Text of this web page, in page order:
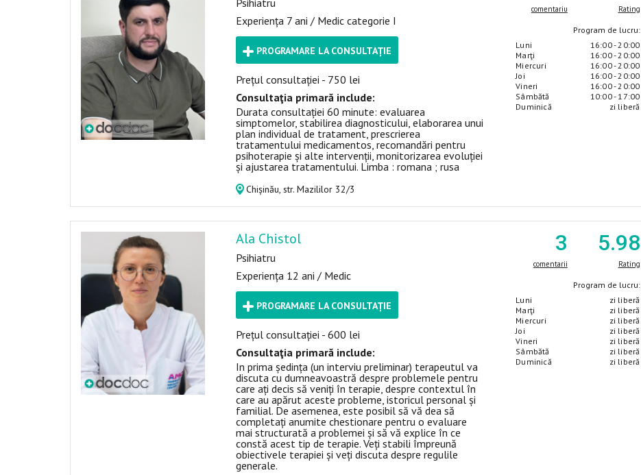
Psihiatru
Experiența 7 ani / Medic categorie I
PROGRAMARE LA CONSULTAȚIE
Prețul consultației - 750 lei
Consultaţia primară include:
Durata consultației 60 minute: evaluarea
simptomelor, stabilirea diagnosticului, elaborarea unui
plan individual de tratament, prescrierea
tratamentului medicamentos, recomandări pentru
psihoterapie și alte intervenții, monitorizarea evoluției
și ajustarea tratamentului. Limba : romana ; rusa
Chișinău, str. Mazililor 32/3
comentariu Rating
Program de lucru:
Luni
Marţi
Miercuri
Joi
Vineri
Sâmbătă
Duminică
16:00 - 20:00
16:00 - 20:00
16:00 - 20:00
16:00 - 20:00
16:00 - 20:00
10:00 - 17:00
zi liberă
Ala Chistol
Psihiatru
Experiența 12 ani / Medic
PROGRAMARE LA CONSULTAȚIE
Prețul consultației - 600 lei
Consultaţia primară include:
In prima ședința (un interviu preliminar) terapeutul va
discuta cu dumneavoastră despre problemele pentru
care ați decis să veniți în terapie, despre contextul în
care au apărut aceste probleme, istoricul personal și
familial. De asemenea, este posibil să vă dea să
completați anumite chestionare pentru o evaluare
mai structurată a problemei și să vă explice în ce
constă acest tip de terapie. Veți stabili împreună
obiectivele terapiei și veți discuta despre regulile
generale.
3
comentarii
5.98
Rating
Program de lucru:
Luni
Marţi
Miercuri
Joi
Vineri
Sâmbătă
Duminică
zi liberă
zi liberă
zi liberă
zi liberă
zi liberă
zi liberă
zi liberă